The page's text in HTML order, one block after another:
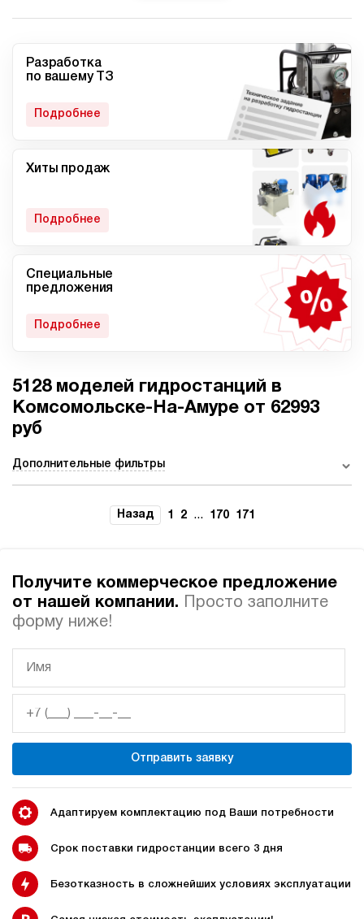
Гидростанции для токарного
Мини гидростанции
Компактные гидростанции
Мобильные гидростанции Гидростанции с ДВС
Гидростанции с
пневмоприводом
Гидростанции высокого
давления c электроприводом
Ручные гидростанции
Гидростанции с двумя
Автоматические
гидростанции
Домкрат 100 тонн с
гидростанцией
Гидростанция с домкратом
Гидростанции с домкратом
Гидростанции для свай
Разработка
по вашему ТЗ
Подробнее
Хиты продаж
Подробнее
Специальные
предложения
Подробнее
5128 моделей гидростанций в
Комсомольске-На-Амуре от 62993
руб
Дополнительные фильтры
Назад 1 2 ... 170 171
Получите коммерческое предложение
от нашей компании.
Просто заполните
форму ниже!
Отправить заявку
Адаптируем комплектацию под Ваши потребности
Срок поставки гидростанции всего 3 дня
Безотказность в сложнейших условиях эксплуатации